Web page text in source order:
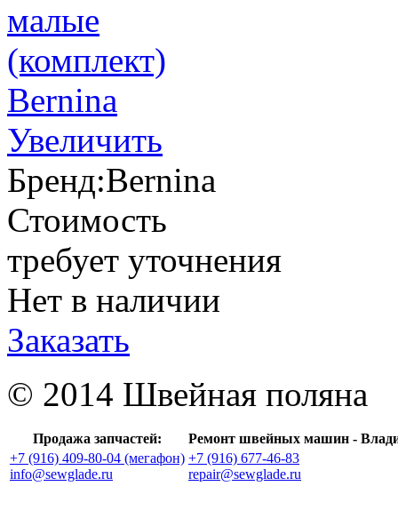
Увеличить
Бренд:Bernina
Стоимость
требует уточнения
Нет в наличии
Заказать
© 2014 Швейная поляна
Продажа запчастей:
Ремонт швейных машин -
+7 (916) 409-80-04 (мегафон)
info@sewglade.ru
+7 (916) 677-46-83
repair@sewglade.ru